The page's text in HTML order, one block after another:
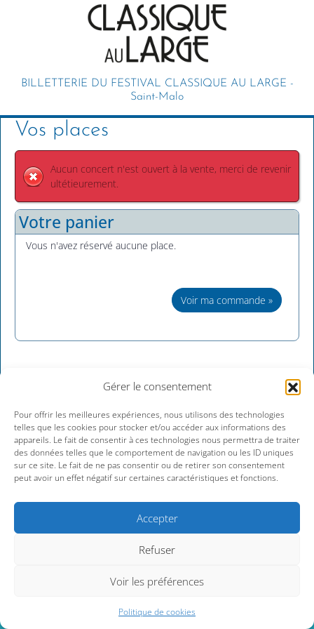
Gérer le consentement
Pour offrir les meilleures expériences, nous utilisons des technologies
telles que les cookies pour stocker et/ou accéder aux informations des
appareils. Le fait de consentir à ces technologies nous permettra de traiter
des données telles que le comportement de navigation ou les ID uniques
sur ce site. Le fait de ne pas consentir ou de retirer son consentement
peut avoir un effet négatif sur certaines caractéristiques et fonctions.
Accepter
Refuser
Voir les préférences
Politique de cookies
BILLETTERIE DU FESTIVAL CLASSIQUE AU LARGE -
Saint-Malo
Vos places
Aucun concert n'est ouvert à la vente, merci de revenir
ultétieurement.
Votre panier
Vous n'avez réservé aucune place.
> Jeudi 06 août 2026